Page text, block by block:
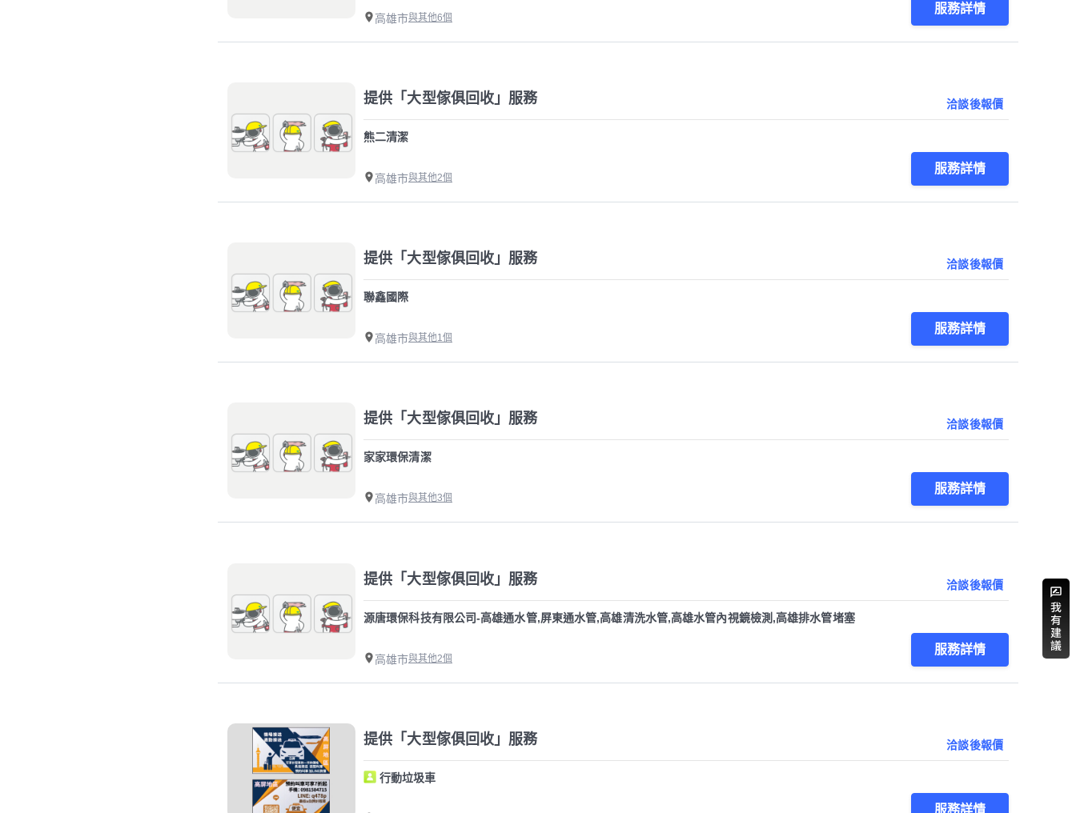
高雄市與其他6個
服務詳情
提供「大型傢俱回收」服務 洽談後報價
熊二清潔
高雄市與其他2個
服務詳情
提供「大型傢俱回收」服務 洽談後報價
聯鑫國際
高雄市與其他1個
服務詳情
提供「大型傢俱回收」服務 洽談後報價
家家環保清潔
高雄市與其他3個
服務詳情
提供「大型傢俱回收」服務 洽談後報價
源唐環保科技有限公司-高雄通水管,屏東通水管,高雄清洗水管,高雄水管內視鏡檢測,高雄排水管堵塞
高雄市與其他2個
服務詳情
提供「大型傢俱回收」服務 洽談後報價
行動垃圾車
服務詳情